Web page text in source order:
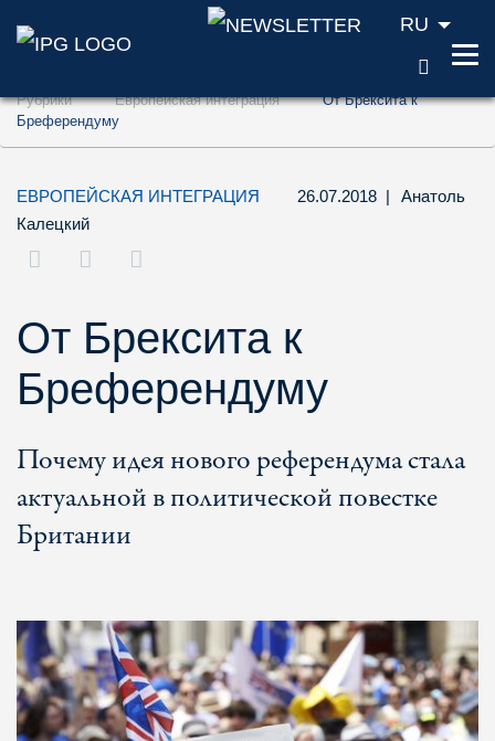
Перейти к содержанию (ключ доступа
Перейти к поиску (ключ доступа '2')
RU
Рубрики Европейская интеграция
От Брексита к
Бреферендуму
ЕВРОПЕЙСКАЯ ИНТЕГРАЦИЯ 26.07.2018 |
Анатоль
Калецкий
От Брексита к
Бреферендуму
Почему идея нового референдума стала
актуальной в политической повестке
Британии